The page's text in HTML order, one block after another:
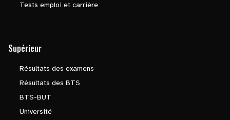
Tests emploi et carrière
Supérieur
Résultats des examens
Résultats des BTS
BTS-BUT
Université